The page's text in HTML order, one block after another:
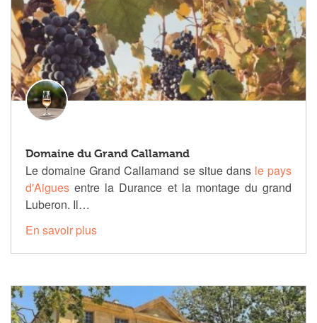
Domaine du Grand Callamand
Le domaine Grand Callamand se situe dansle pays
d'Aigues entre la Durance et la montage du grand
Luberon. Il…
En savoir plus